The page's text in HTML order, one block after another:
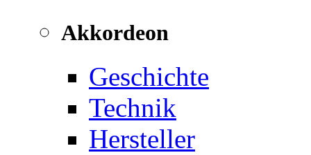
Akkordeon
Geschichte
Technik
Hersteller